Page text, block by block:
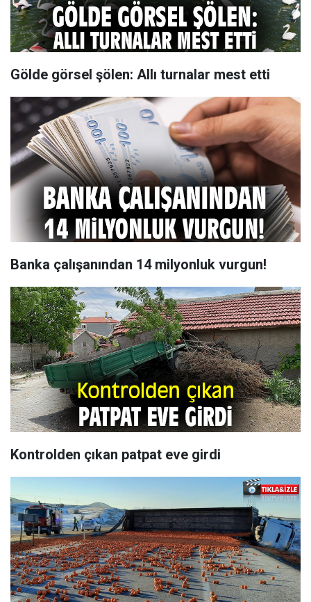
Gölde görsel şölen: Allı turnalar mest etti
Banka çalışanından 14 milyonluk vurgun!
Kontrolden çıkan patpat eve girdi